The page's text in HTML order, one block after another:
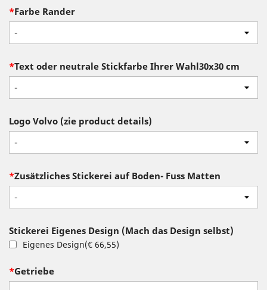
*Farbe Rander
-
*Text oder neutrale Stickfarbe Ihrer Wahl30x30 cm
-
Logo Volvo (zie product details)
-
*Zusätzliches Stickerei auf Boden- Fuss Matten
-
Stickerei Eigenes Design (Mach das Design selbst)
Eigenes Design(€ 66,55)
*Getriebe